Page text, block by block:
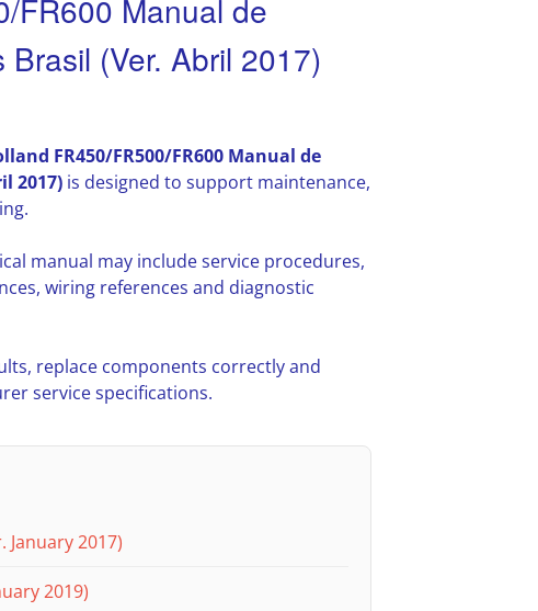
FR600 Manual de
(Ver. Abril 2017)
FR450/FR500/FR600 Manual de
2017)is designed to support maintenance,
manual may include service procedures,
wiring references and diagnostic
replace components correctly and
service specifications.
January 2017)
2019)